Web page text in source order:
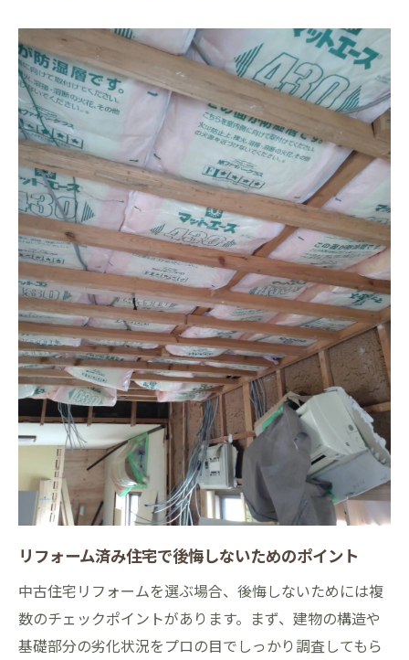
リフォーム済み住宅で後悔しないためのポイント
中古住宅リフォームを選ぶ場合、後悔しないためには複
数のチェックポイントがあります。まず、建物の構造や
基礎部分の劣化状況をプロの目でしっかり調査してもら